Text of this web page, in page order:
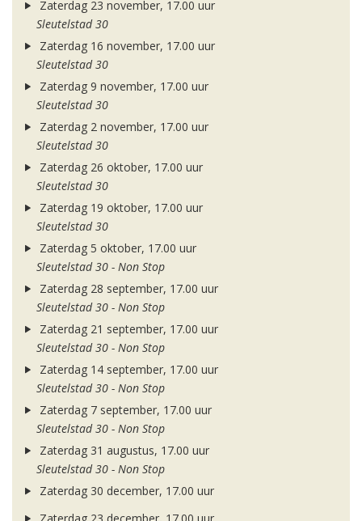
Zaterdag 23 november, 17.00 uur
Sleutelstad 30
Zaterdag 16 november, 17.00 uur
Sleutelstad 30
Zaterdag 9 november, 17.00 uur
Sleutelstad 30
Zaterdag 2 november, 17.00 uur
Sleutelstad 30
Zaterdag 26 oktober, 17.00 uur
Sleutelstad 30
Zaterdag 19 oktober, 17.00 uur
Sleutelstad 30
Zaterdag 5 oktober, 17.00 uur
Sleutelstad 30 - Non Stop
Zaterdag 28 september, 17.00 uur
Sleutelstad 30 - Non Stop
Zaterdag 21 september, 17.00 uur
Sleutelstad 30 - Non Stop
Zaterdag 14 september, 17.00 uur
Sleutelstad 30 - Non Stop
Zaterdag 7 september, 17.00 uur
Sleutelstad 30 - Non Stop
Zaterdag 31 augustus, 17.00 uur
Sleutelstad 30 - Non Stop
Zaterdag 30 december, 17.00 uur